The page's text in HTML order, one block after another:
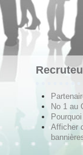
No 1 au
Afficher